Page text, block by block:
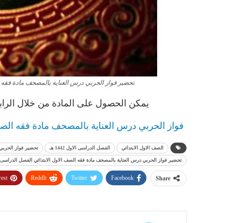
تحضير فواز الحربي درس العناية بالمصحف مادة فقه
يمكن الحصول على المادة من خلال
فواز الحربي درس العناية بالمصحف مادة فقه
الصف الاول الابتدائي الفصل الدراسى الاول 1442 هـ تحضير فواز
تحضير فواز الحربي درس العناية بالمصحف مادة فقه الصف الاول الابتدائي الفصل الدراسى الاول
Share
Facebook
Twitter
ReddIt